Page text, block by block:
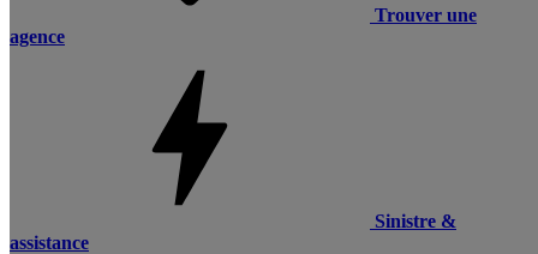
Trouver une
agence
Sinistre &
assistance